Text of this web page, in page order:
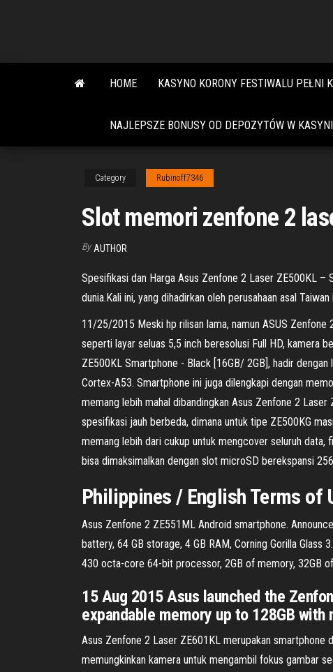
content
HOME KASYNO KORONY FESTIWALU PEŁNI
NAJLEPSZE BONUSY OD DEPOZYTÓW W
Category Rubinoff7346
Slot memori zenfone 2
By AUTHOR
Spesifikasi dan Harga Asus Zenfone 2 Laser ZE500KL –
dunia.Kali ini, yang dihadirkan oleh perusahaan asal
11/25/2015 Meski hp rilisan lama, namun ASUS Zenfone
seperti layar seluas 5,5 inch beresolusi Full HD, kamera
ZE500KL Smartphone - Black [16GB/ 2GB], hadir
Cortex-A53. Smartphone ini juga dilengkapi dengan
memang lebih mahal dibandingkan Asus Zenfone 2
spesifikasi jauh berbeda, dimana untuk tipe ZE500KG
memang lebih dari cukup untuk mengcover seluruh
bisa dimaksimalkan dengan slot microSD berekspansi
Philippines / English Terms of
Asus Zenfone 2 ZE551ML Android smartphone.
battery, 64 GB storage, 4 GB RAM, Corning Gorilla Glass
430 octa-core 64-bit processor, 2GB of memory, 32GB
15 Aug 2015 Asus launched the
expandable memory up to 128GB
Asus Zenfone 2 Laser ZE601KL merupakan smartphone
memungkinkan kamera untuk mengambil fokus gambar